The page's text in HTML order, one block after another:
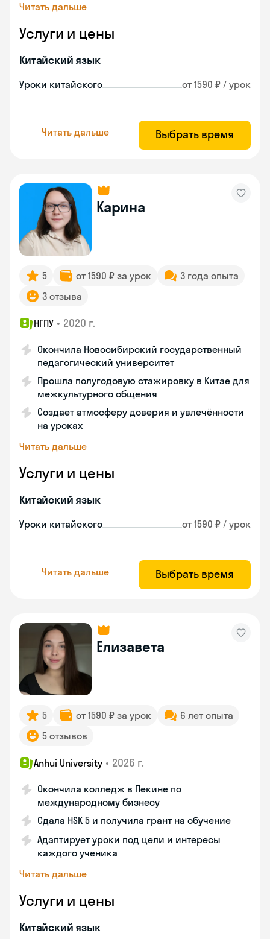
Читать дальше
Услуги и цены
Китайский язык
Уроки китайского от 1590 ₽ / урок
Читать дальше Выбрать время
Карина
5 от 1590 ₽ за урок
3 года опыта
3 отзыва
НГПУ • 2020 г.
Окончила Новосибирский государственный
педагогический университет
Прошла полугодовую стажировку в Китае для
межкультурного общения
Создает атмосферу доверия и увлечённости
на уроках
Читать дальше
Услуги и цены
Китайский язык
Уроки китайского от 1590 ₽ / урок
Читать дальше Выбрать время
Елизавета
5 от 1590 ₽ за урок
6 лет опыта
5 отзывов
Anhui University • 2026 г.
Окончила колледж в Пекине по
международному бизнесу
Сдала HSK 5 и получила грант на обучение
Адаптирует уроки под цели и интересы
каждого ученика
Читать дальше
Услуги и цены
Китайский язык